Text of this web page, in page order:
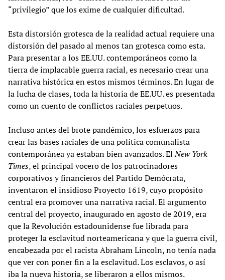
“privilegio” que los exime de cualquier dificultad.
Esta distorsión grotesca de la realidad actual requiere una
distorsión del pasado al menos tan grotesca como esta.
Para presentar a los EE.UU. contemporáneos como la
tierra de implacable guerra racial, es necesario crear una
narrativa histórica en estos mismos términos. En lugar de
la lucha de clases, toda la historia de EE.UU. es presentada
como un cuento de conflictos raciales perpetuos.
Incluso antes del brote pandémico, los esfuerzos para
crear las bases raciales de una política comunalista
contemporánea ya estaban bien avanzados. ElNew York
Times, el principal vocero de los patrocinadores
corporativos y financieros del Partido Demócrata,
inventaron el insidioso Proyecto 1619, cuyo propósito
central era promover una narrativa racial. El argumento
central del proyecto, inaugurado en agosto de 2019, era
que la Revolución estadounidense fue librada para
proteger la esclavitud norteamericana y que la guerra civil,
encabezada por el racista Abraham Lincoln, no tenía nada
que ver con poner fin a la esclavitud. Los esclavos, o así
iba la nueva historia, se liberaron a ellos mismos.